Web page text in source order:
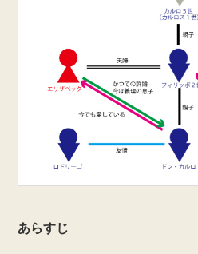
あらすじ